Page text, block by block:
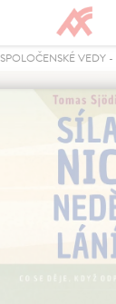
SPOLOČENSKÉ VEDY-